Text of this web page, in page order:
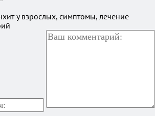
у взрослых, симптомы, лечение